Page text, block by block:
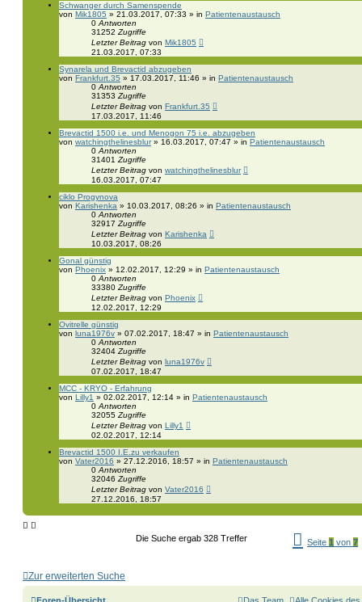
Schwanger durch Samenspende
von Mik1805 » 21.03.2017, 07:33 » in Patientenaustausch
0Antworten
31252Zugriffe
Letzter Beitrag von Mik1805
21.03.2017, 07:33
Synarela und Brevactid abzugeben
von Frankfurt.35 » 17.03.2017, 11:46 » in Patientenaustausch
0Antworten
31353Zugriffe
Letzter Beitrag von Frankfurt.35
17.03.2017, 11:46
Brevactid 1500 i.e. und Menogon 75 i.e. abzugeben
von watchingthelinesblur» 16.03.2017, 07:47 » in Patientenaustausch
0Antworten
31401Zugriffe
Letzter Beitrag von watchingthelinesblur
16.03.2017, 07:47
ciklo Progynova
von Karishenka » 10.03.2017, 08:26 » in Patientenaustausch
0Antworten
32917Zugriffe
Letzter Beitrag von Karishenka
10.03.2017, 08:26
Gonal günstig
von Phoenix » 12.02.2017, 12:29 » in Patientenaustausch
0Antworten
33380Zugriffe
Letzter Beitrag von Phoenix
12.02.2017, 12:29
Ovitrelle günstig
von luna1976v » 07.02.2017, 18:47 » in Patientenaustausch
0Antworten
32404Zugriffe
Letzter Beitrag von luna1976v
07.02.2017, 18:47
MCC - KRYO - Erfahrung
von Lilly1 » 02.02.2017, 12:14 » in Patientenaustausch
0Antworten
32055Zugriffe
Letzter Beitrag von Lilly1
02.02.2017, 12:14
Brevactid 1500 I.E.zu verkaufen
von Vater2016 » 27.12.2016, 18:57 » in Patientenaustausch
0Antworten
32046Zugriffe
Letzter Beitrag von Vater2016
27.12.2016, 18:57
Die Suche ergab 328 Treffer Seite 1 von 7
Zur erweiterten Suche